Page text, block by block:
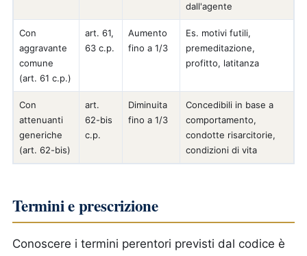
dall'agente
Con
aggravante
comune
(art. 61 c.p.)
art. 61,
63 c.p.
Aumento
fino a 1/3
Es. motivi futili,
premeditazione,
profitto, latitanza
Con
attenuanti
generiche
(art. 62-bis)
art.
62-bis
c.p.
Diminuita
fino a 1/3
Concedibili in base a
comportamento,
condotte risarcitorie,
condizioni di vita
Termini e prescrizione
Conoscere i termini perentori previsti dal codice è